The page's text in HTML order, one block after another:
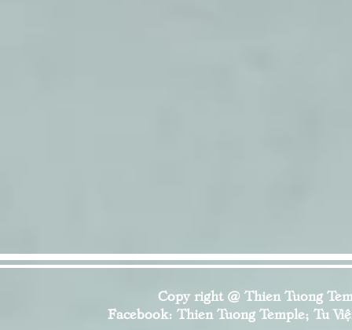
Copy right @ Thien Tuong
Facebook: Thien Tuong Temple; Tu